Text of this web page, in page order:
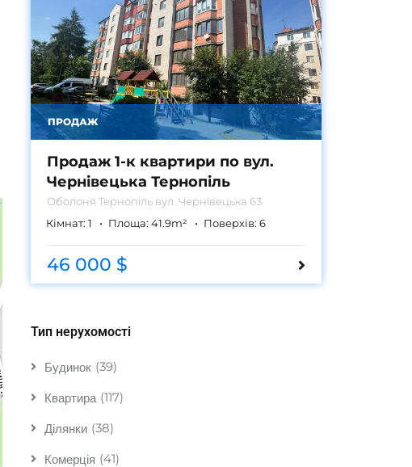
ПРОДАЖ
Продаж 1-к квартири по вул.
Чернівецька Тернопіль
Оболоня Тернопіль вул. Чернівецька 63
Кімнат: 1 Площа: 41.9m² Поверхів: 6
46 000 $
Тип нерухомості
Будинок (39)
Квартира (117)
Ділянки (38)
Комерція (41)